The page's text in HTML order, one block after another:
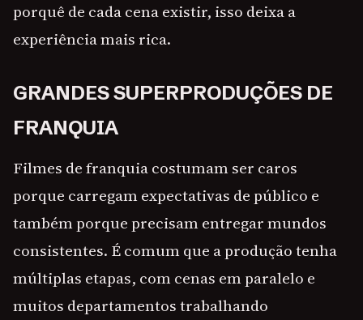
porquê de cada cena existir, isso deixa a
experiência mais rica.
GRANDES SUPERPRODUÇÕES DE
FRANQUIA
Filmes de franquia costumam ser caros
porque carregam expectativas de público e
também porque precisam entregar mundos
consistentes. É comum que a produção tenha
múltiplas etapas, com cenas em paralelo e
muitos departamentos trabalhando